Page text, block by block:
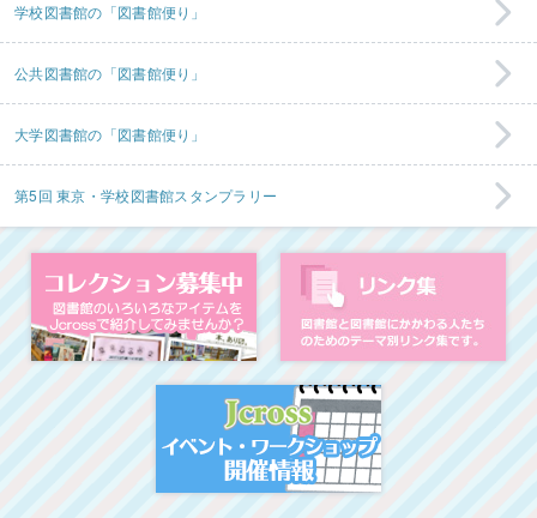
学校図書館の「図書館便り」
公共図書館の「図書館便り」
大学図書館の「図書館便り」
第5回 東京・学校図書館スタンプラリー
コレクション募集中
イベント・ワーク